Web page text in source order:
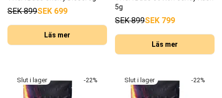
SEK899SEK 699
Läs mer
5g
SEK899SEK 799
Läs mer
-22% -22%